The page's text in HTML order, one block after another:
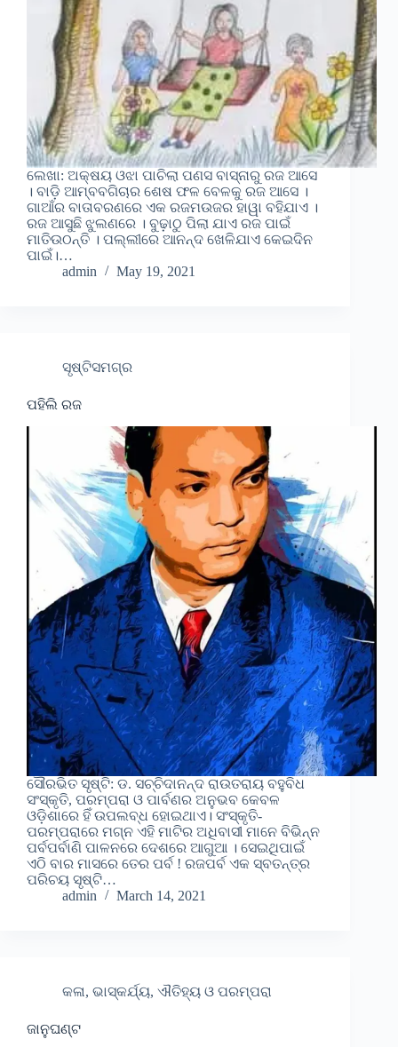
ଲେଖା: ଅକ୍ଷୟ ଓଝା ପାଚିଲା ପଣସ ବାସ୍ନାରୁ ରଜ ଆସେ
। ବାଡ଼ି ଆମ୍ବବଗିଚାର ଶେଷ ଫଳ ବେଳକୁ ରଜ ଆସେ ।
ଗାଆଁର ବାତାବରଣରେ ଏକ ରଜମଉଜର ହାୱା ବହିଯାଏ ।
ରଜ ଆସୁଛି ଝୁଲଣରେ । ବୁଢ଼ାଠୁ ପିଲା ଯାଏ ରଜ ପାଇଁ
ମାତିଉଠନ୍ତି । ପଲ୍ଲୀରେ ଆନନ୍ଦ ଖେଳିଯାଏ କେଇଦିନ
ପାଇଁ।…
admin
May 19, 2021
ସୃଷ୍ଟିସମଗ୍ର
ପହିଲି ରଜ
ସୌରଭିତ ସୃଷ୍ଟି: ଡ. ସଚ୍ଚିଦାନନ୍ଦ ରାଉତରାୟ ବହୁବିଧ
ସଂସ୍କୃତି, ପରମ୍ପରା ଓ ପାର୍ବଣର ଅନୁଭବ କେବଳ
ଓଡ଼ିଶାରେ ହିଁ ଉପଲବ୍ଧ ହୋଇଥାଏ। ସଂସ୍କୃତି-
ପରମ୍ପରାରେ ମଗ୍ନ ଏହି ମାଟିର ଅଧିବାସୀ ମାନେ ବିଭିନ୍ନ
ପର୍ବପର୍ବାଣି ପାଳନରେ ଦେଶରେ ଆଗୁଆ । ସେଇଥିପାଇଁ
ଏଠି ବାର ମାସରେ ତେର ପର୍ବ ! ରଜପର୍ବ ଏକ ସ୍ବତନ୍ତ୍ର
ପରିଚୟ ସୃଷ୍ଟି…
admin
March 14, 2021
କଳା, ଭାସ୍କର୍ଯ୍ୟ, ଐତିହ୍ୟ ଓ ପରମ୍ପରା
ଜାନୁଘଣ୍ଟ